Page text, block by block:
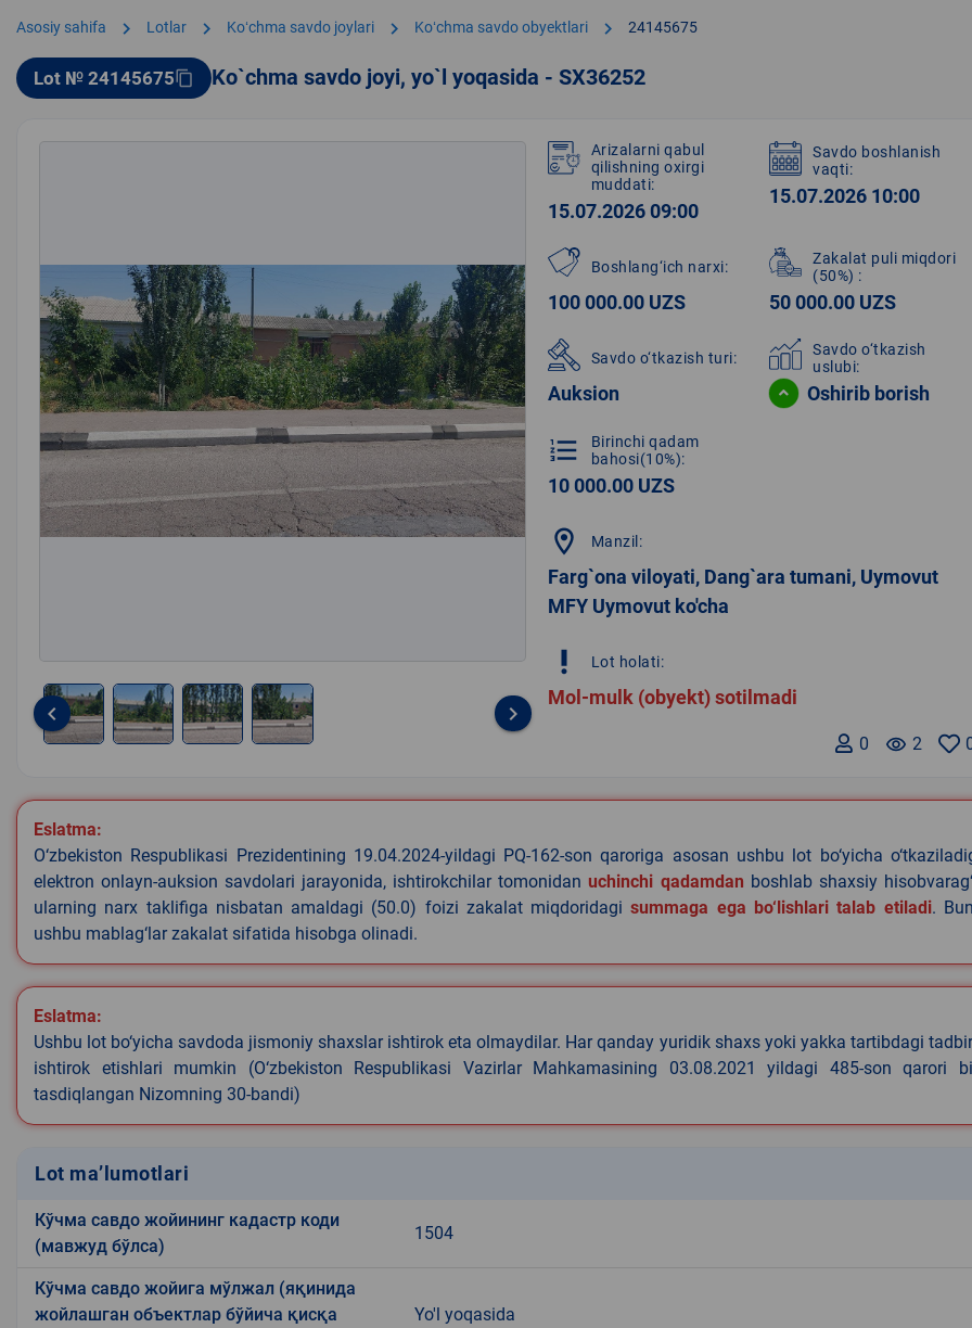
Asosiy sahifa chevron_right Lotlar chevron_right Koʻchma savdo joylari chevron_right Koʻchma savdo obyektlari chevron_right 24145675
Lot № 24145675content_copy Ko`chma savdo joyi, yo`l yoqasida - SX36252
of
4
keyboard_arrow_left keyboard_arrow_right
Arizalarni qabul
qilishning oxirgi
muddati:
15.07.2026 09:00
Savdo boshlanish
vaqti:
15.07.2026 10:00
Boshlang‘ich narxi:
100 000.00 UZS
Zakalat puli miqdori
(50%) :
50 000.00 UZS
Savdo o‘tkazish turi:
Auksion
Savdo o‘tkazish
uslubi:
Oshirib borish
format_list_numbered
Birinchi qadam
bahosi(10%):
10 000.00 UZS
location_on Manzil:
Farg`ona viloyati, Dang`ara tumani, Uymovut
MFY Uymovut ko'cha
priority_high Lot holati:
Mol-mulk (obyekt) sotilmadi
remove_red_eye 2
0
Eslatma:
O‘zbekiston Respublikasi Prezidentining 19.04.2024-yildagi PQ-162-son qaroriga asosan ushbu lot bo‘yicha
elektron onlayn-auksion savdolari jarayonida, ishtirokchilar tomonidanuchinchi qadamdan boshlab shaxsiy
ularning narx taklifiga nisbatan amaldagi (50.0) foizi zakalat miqdoridagisummaga ega bo‘lishlari talab etiladi.
ushbu mablag‘lar zakalat sifatida hisobga olinadi.
Eslatma:
Ushbu lot bo‘yicha savdoda jismoniy shaxslar ishtirok eta olmaydilar. Har qanday yuridik shaxs yoki yakka tartibdagi
ishtirok etishlari mumkin (O‘zbekiston Respublikasi Vazirlar Mahkamasining 03.08.2021 yildagi 485-son qarori
tasdiqlangan Nizomning 30-bandi)
Lot ma’lumotlari
Кўчма савдо жойининг кадастр коди
(мавжуд бўлса)
1504
Кўчма савдо жойига мўлжал (яқинида
жойлашган объектлар бўйича қисқа
Yo'l yoqasida